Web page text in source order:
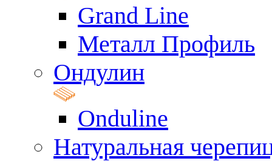
Grand Line
Металл Профиль
Ондулин
Onduline
Натуральная